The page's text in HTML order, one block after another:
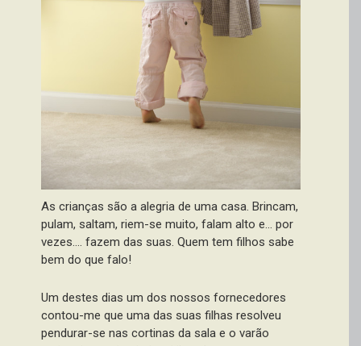
As crianças são a alegria de uma casa. Brincam,
pulam, saltam, riem-se muito, falam alto e… por
vezes…. fazem das suas. Quem tem filhos sabe
bem do que falo!
Um destes dias um dos nossos fornecedores
contou-me que uma das suas filhas resolveu
pendurar-se nas cortinas da sala e o varão